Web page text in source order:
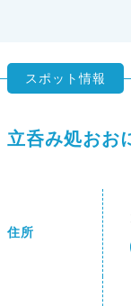
スポット情報
立呑み処おお
住所